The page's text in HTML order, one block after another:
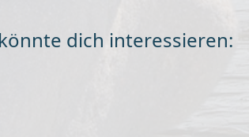
dich interessieren: